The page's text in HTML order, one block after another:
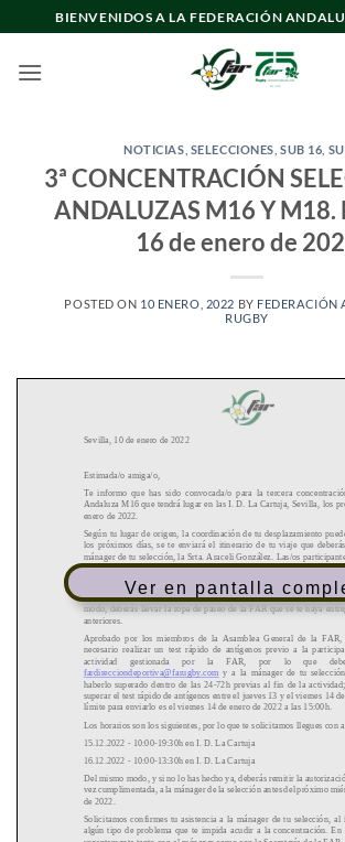
al
contenido
BIENVENIDOS A LA FEDERACIÓN
NOTICIAS SELECCIONES ,SUB 16
3ª CONCENTRACIÓN
ANDALUZAS M16 Y M18.
16 de enero de
POSTED ON 10 ENERO, 2022 BY FEDERACIÓN
RUGBY
Ver en pantalla